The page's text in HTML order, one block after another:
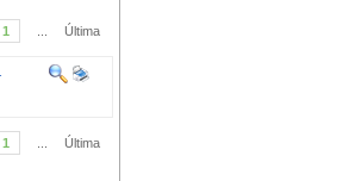
1 Última
1 Última